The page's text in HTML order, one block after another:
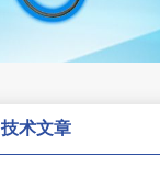
技术文章